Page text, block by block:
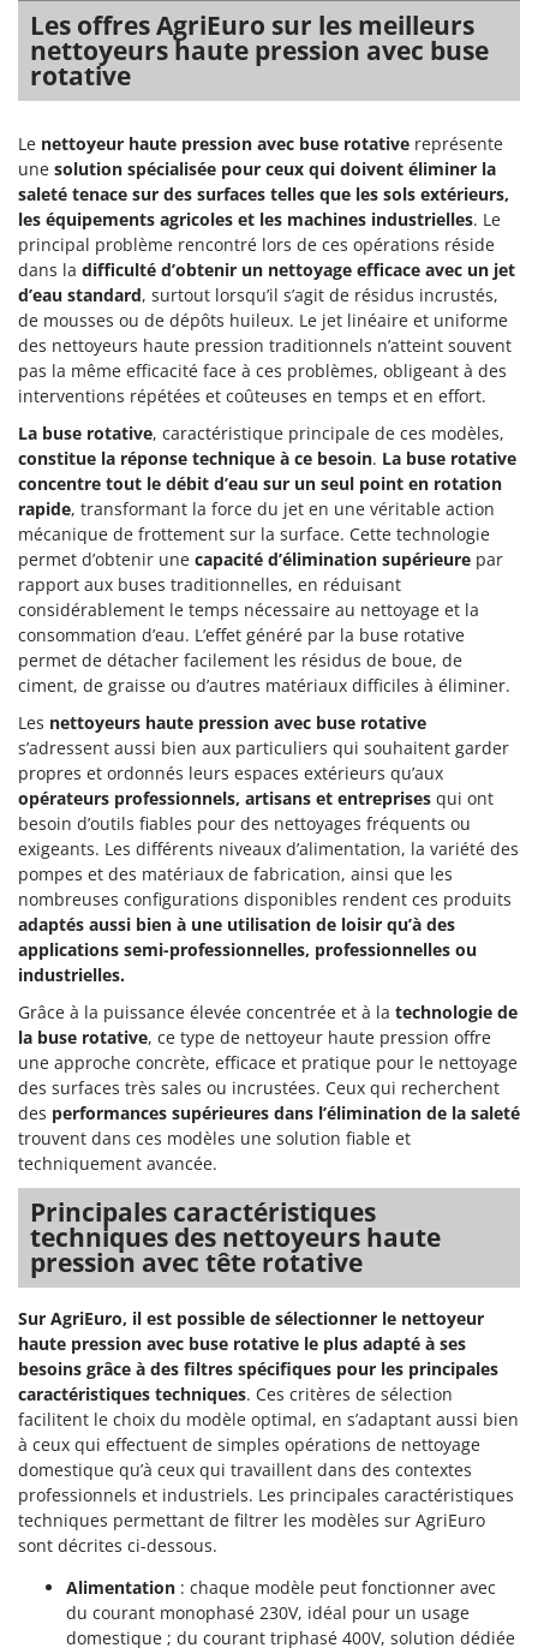
Les offres AgriEuro sur les meilleurs
nettoyeurs haute pression avec buse
rotative
Le nettoyeur haute pression avec buse rotative représente
une solution spécialisée pour ceux qui doivent éliminer la
saleté tenace sur des surfaces telles que les sols extérieurs,
les équipements agricoles et les machines industrielles. Le
principal problème rencontré lors de ces opérations réside
dans la difficulté d’obtenir un nettoyage efficace avec un jet
d’eau standard, surtout lorsqu’il s’agit de résidus incrustés,
de mousses ou de dépôts huileux. Le jet linéaire et uniforme
des nettoyeurs haute pression traditionnels n’atteint souvent
pas la même efficacité face à ces problèmes, obligeant à des
interventions répétées et coûteuses en temps et en effort.
La buse rotative, caractéristique principale de ces modèles,
constitue la réponse technique à ce besoin. La buse rotative
concentre tout le débit d’eau sur un seul point en rotation
rapide, transformant la force du jet en une véritable action
mécanique de frottement sur la surface. Cette technologie
permet d’obtenir une capacité d’élimination supérieure par
rapport aux buses traditionnelles, en réduisant
considérablement le temps nécessaire au nettoyage et la
consommation d’eau. L’effet généré par la buse rotative
permet de détacher facilement les résidus de boue, de
ciment, de graisse ou d’autres matériaux difficiles à éliminer.
Les nettoyeurs haute pression avec buse rotative
s’adressent aussi bien aux particuliers qui souhaitent garder
propres et ordonnés leurs espaces extérieurs qu’aux
opérateurs professionnels, artisans et entreprises qui ont
besoin d’outils fiables pour des nettoyages fréquents ou
exigeants. Les différents niveaux d’alimentation, la variété des
pompes et des matériaux de fabrication, ainsi que les
nombreuses configurations disponibles rendent ces produits
adaptés aussi bien à une utilisation de loisir qu’à des
applications semi-professionnelles, professionnelles ou
industrielles.
Grâce à la puissance élevée concentrée et à la technologie de
la buse rotative, ce type de nettoyeur haute pression offre
une approche concrète, efficace et pratique pour le nettoyage
des surfaces très sales ou incrustées. Ceux qui recherchent
des performances supérieures dans l’élimination de la saleté
trouvent dans ces modèles une solution fiable et
techniquement avancée.
Principales caractéristiques
techniques des nettoyeurs haute
pression avec tête rotative
Sur AgriEuro, il est possible de sélectionner le nettoyeur
haute pression avec buse rotative le plus adapté à ses
besoins grâce à des filtres spécifiques pour les principales
caractéristiques techniques. Ces critères de sélection
facilitent le choix du modèle optimal, en s’adaptant aussi bien
à ceux qui effectuent de simples opérations de nettoyage
domestique qu’à ceux qui travaillent dans des contextes
professionnels et industriels. Les principales caractéristiques
techniques permettant de filtrer les modèles sur AgriEuro
sont décrites ci-dessous.
Alimentation : chaque modèle peut fonctionner avec
du courant monophasé 230V, idéal pour un usage
domestique ; du courant triphasé 400V, solution dédiée